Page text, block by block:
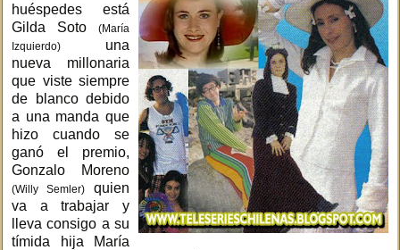
huéspedes está
Gilda Soto
(María
Izquierdo)
una
nueva millonaria
que viste siempre
de blanco debido
a una manda que
hizo cuando se
ganó el premio,
Gonzalo Moreno
(Willy Semler)
quien
va a trabajar y
lleva consigo a su
tímida hija María